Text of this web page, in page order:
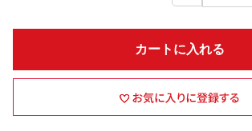
カートに入れる